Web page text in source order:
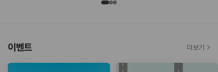
이벤트 더보기